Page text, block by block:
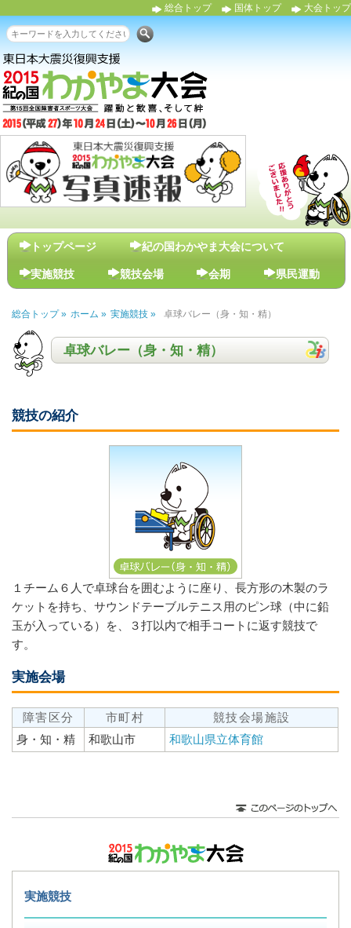
総合トップ 国体トップ 大会トップ
検索
メインメニュー
トップページ 紀の国わかやま大会について
実施競技 競技会場 会期 県民運動
総合トップ » ホーム » 実施競技 » 卓球バレー（身・知・精）
卓球バレー（身・知・精）
競技の紹介
１チーム６人で卓球台を囲むように座り、長方形の木製のラ
ケットを持ち、サウンドテーブルテニス用のピン球（中に鉛
玉が入っている）を、３打以内で相手コートに返す競技で
す。
実施会場
障害区分 市町村
競技会場施設
身・知・精
和歌山市 和歌山県立体育館
実施競技